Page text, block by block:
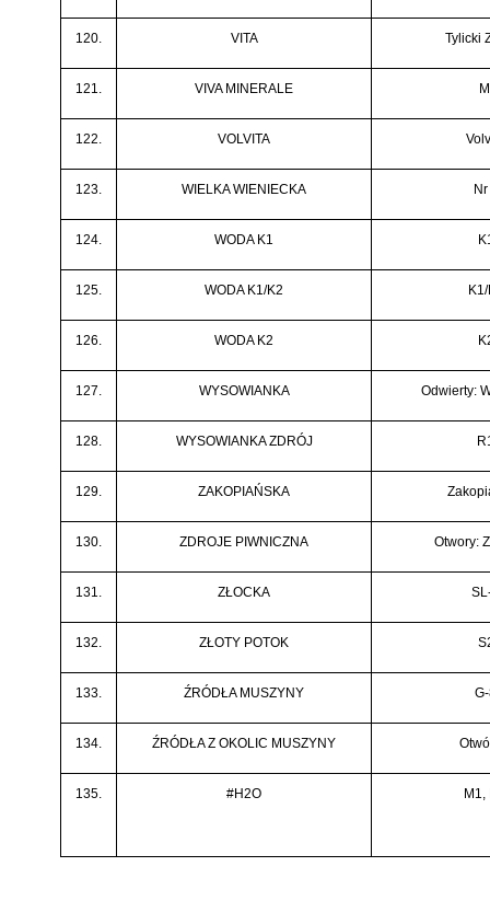
120. VITA Tylicki
121. VIVA MINERALE
122. VOLVITA
123. WIELKA WIENIECKA
124. WODA K1
125. WODA K1/K2
126. WODA K2
127. WYSOWIANKA Odwierty:
128. WYSOWIANKA ZDRÓJ
129. ZAKOPIAŃSKA
130. ZDROJE PIWNICZNA Otwory:
131. ZŁOCKA
132. ZŁOTY POTOK
133. ŹRÓDŁA MUSZYNY
134. ŹRÓDŁA Z OKOLIC MUSZYNY
135. #H2O M1,